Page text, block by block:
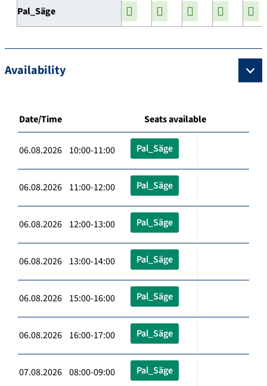
Pal_Säge
Availability
Date/Time Seats available
06.08.2026 10:00-11:00 Pal_Säge
06.08.2026 11:00-12:00 Pal_Säge
06.08.2026 12:00-13:00 Pal_Säge
06.08.2026 13:00-14:00 Pal_Säge
06.08.2026 15:00-16:00 Pal_Säge
06.08.2026 16:00-17:00 Pal_Säge
07.08.2026 08:00-09:00 Pal_Säge